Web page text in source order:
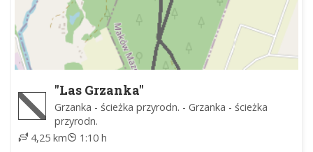
"Las Grzanka"
Grzanka - ścieżka przyrodn. - Grzanka - ścieżka
przyrodn.
4,25 km
1:10 h